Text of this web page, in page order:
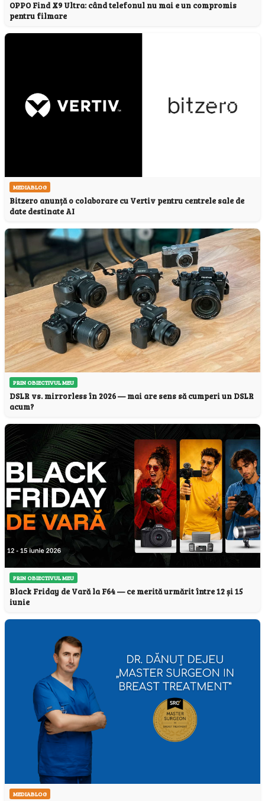
OPPO Find X9 Ultra: când telefonul nu mai e un compromis
pentru filmare
MEDIABLOG
Bitzero anunță o colaborare cu Vertiv pentru centrele sale de
date destinate AI
PRIN OBIECTIVUL MEU
DSLR vs. mirrorless în 2026 — mai are sens să cumperi un DSLR
acum?
PRIN OBIECTIVUL MEU
Black Friday de Vară la F64 — ce merită urmărit între 12 și 15
iunie
MEDIABLOG